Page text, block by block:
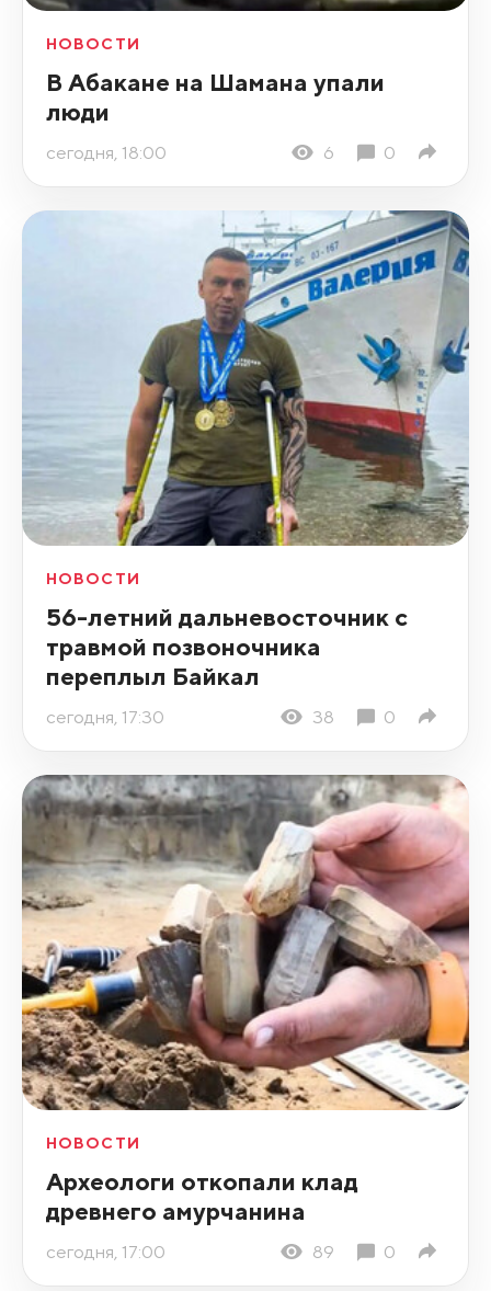
НОВОСТИ
В Абакане на Шамана упали
люди
сегодня, 18:00 6 0
НОВОСТИ
56-летний дальневосточник с
травмой позвоночника
переплыл Байкал
сегодня, 17:30 38 0
НОВОСТИ
Археологи откопали клад
древнего амурчанина
сегодня, 17:00 89 0